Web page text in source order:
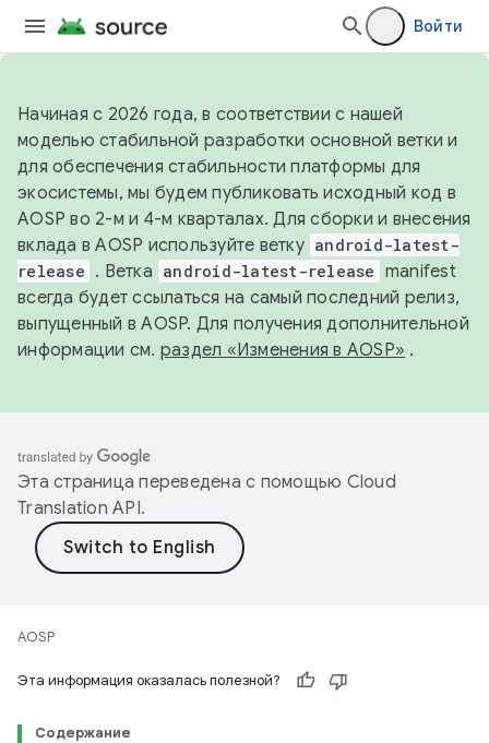
Войти
Начиная с 2026 года, в соответствии с нашей
моделью стабильной разработки основной ветки и
для обеспечения стабильности платформы для
экосистемы, мы будем публиковать исходный код в
AOSP во 2-м и 4-м кварталах. Для сборки и внесения
вклада в AOSP используйте ветку android-latest-
release . Ветка android-latest-release manifest
всегда будет ссылаться на самый последний релиз,
выпущенный в AOSP. Для получения дополнительной
информации см. раздел «Изменения в AOSP» .
Эта страница переведена с помощью Cloud
Translation API.
AOSP
Эта информация оказалась полезной?
Содержание